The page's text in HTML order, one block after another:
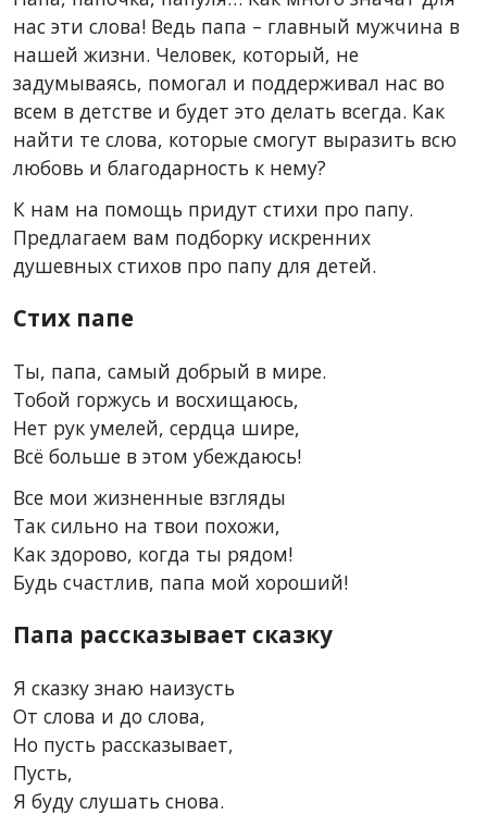
нас эти слова! Ведь папа – главный мужчина в
нашей жизни. Человек, который, не
задумываясь, помогал и поддерживал нас во
всем в детстве и будет это делать всегда. Как
найти те слова, которые смогут выразить всю
любовь и благодарность к нему?
К нам на помощь придут стихи про папу.
Предлагаем вам подборку искренних
душевных стихов про папу для детей.
Стих папе
Ты, папа, самый добрый в мире.
Тобой горжусь и восхищаюсь,
Нет рук умелей, сердца шире,
Всё больше в этом убеждаюсь!
Все мои жизненные взгляды
Так сильно на твои похожи,
Как здорово, когда ты рядом!
Будь счастлив, папа мой хороший!
Папа рассказывает сказку
Я сказку знаю наизусть
От слова и до слова,
Но пусть рассказывает,
Пусть,
Я буду слушать снова.